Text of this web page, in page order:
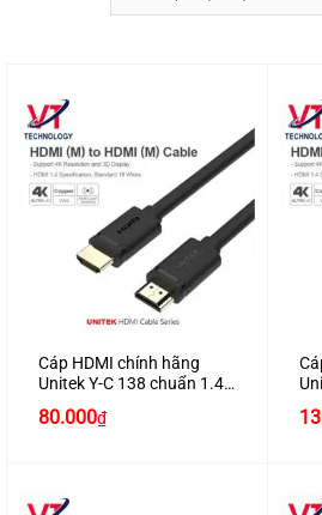
Cáp HDMI chính hãng
Unitek Y-C 138 chuẩn 1.4
cao cấp
80.000₫